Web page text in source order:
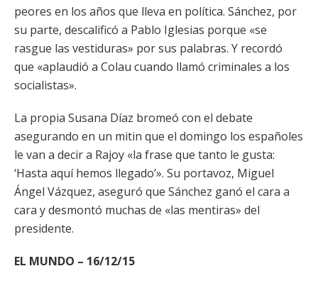
peores en los años que lleva en política. Sánchez, por
su parte, descalificó a Pablo Iglesias porque «se
rasgue las vestiduras» por sus palabras. Y recordó
que «aplaudió a Colau cuando llamó criminales a los
socialistas».
La propia Susana Díaz bromeó con el debate
asegurando en un mitin que el domingo los españoles
le van a decir a Rajoy «la frase que tanto le gusta:
‘Hasta aquí hemos llegado’». Su portavoz, Miguel
Ángel Vázquez, aseguró que Sánchez ganó el cara a
cara y desmontó muchas de «las mentiras» del
presidente.
EL MUNDO – 16/12/15